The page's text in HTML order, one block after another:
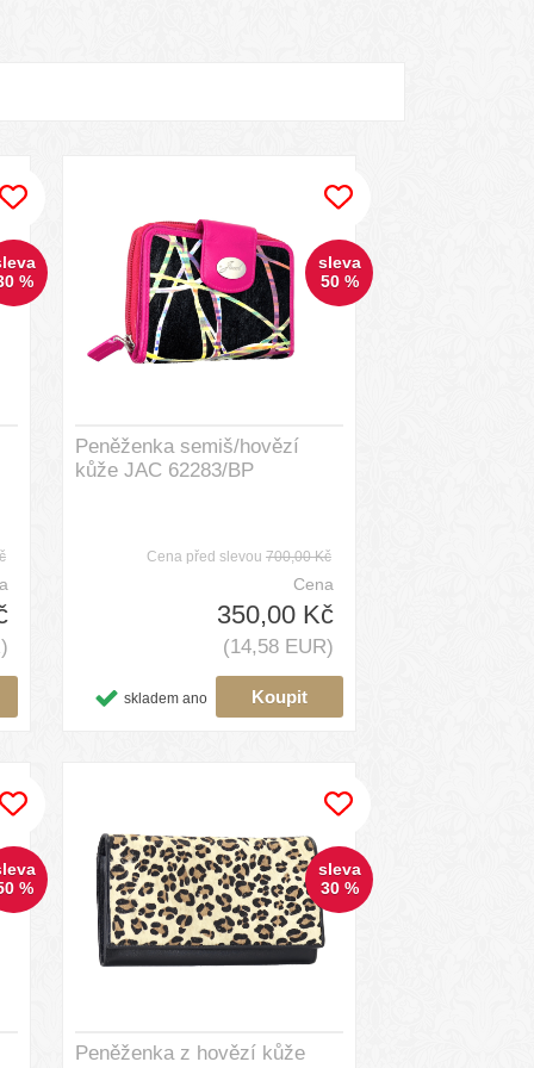
%
Peněženka semiš/hovězí
kůže JAC 62283/BP
Cena před slevou 700,00 Kč
Cena
350,00 Kč
(14,58 EUR)
skladem ano
sleva
50 %
%
Peněženka z hovězí kůže
sleva
30 %